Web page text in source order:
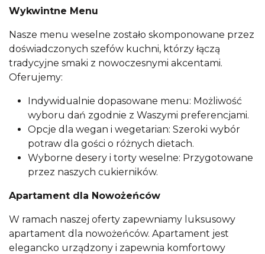
Wykwintne Menu
Nasze menu weselne zostało skomponowane przez
doświadczonych szefów kuchni, którzy łączą
tradycyjne smaki z nowoczesnymi akcentami.
Oferujemy:
Indywidualnie dopasowane menu: Możliwość
wyboru dań zgodnie z Waszymi preferencjami.
Opcje dla wegan i wegetarian: Szeroki wybór
potraw dla gości o różnych dietach.
Wyborne desery i torty weselne: Przygotowane
przez naszych cukierników.
Apartament dla Nowożeńców
W ramach naszej oferty zapewniamy luksusowy
apartament dla nowożeńców. Apartament jest
elegancko urządzony i zapewnia komfortowy